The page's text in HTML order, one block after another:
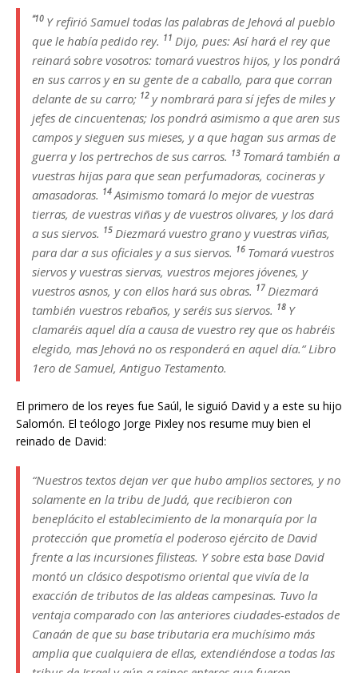
“10 Y refirió Samuel todas las palabras de Jehová al pueblo
que le había pedido rey. 11 Dijo, pues: Así hará el rey que
reinará sobre vosotros: tomará vuestros hijos, y los pondrá
en sus carros y en su gente de a caballo, para que corran
delante de su carro; 12 y nombrará para sí jefes de miles y
jefes de cincuentenas; los pondrá asimismo a que aren sus
campos y sieguen sus mieses, y a que hagan sus armas de
guerra y los pertrechos de sus carros. 13 Tomará también a
vuestras hijas para que sean perfumadoras, cocineras y
amasadoras. 14 Asimismo tomará lo mejor de vuestras
tierras, de vuestras viñas y de vuestros olivares, y los dará
a sus siervos. 15 Diezmará vuestro grano y vuestras viñas,
para dar a sus oficiales y a sus siervos. 16 Tomará vuestros
siervos y vuestras siervas, vuestros mejores jóvenes, y
vuestros asnos, y con ellos hará sus obras. 17 Diezmará
también vuestros rebaños, y seréis sus siervos. 18 Y
clamaréis aquel día a causa de vuestro rey que os habréis
elegido, mas Jehová no os responderá en aquel día.“ Libro
1ero de Samuel, Antiguo Testamento.
El primero de los reyes fue Saúl, le siguió David y a este su hijo
Salomón. El teólogo Jorge Pixley nos resume muy bien el
reinado de David:
“Nuestros textos dejan ver que hubo amplios sectores, y no
solamente en la tribu de Judá, que recibieron con
beneplácito el establecimiento de la monarquía por la
protección que prometía el poderoso ejército de David
frente a las incursiones filisteas. Y sobre esta base David
montó un clásico despotismo oriental que vivía de la
exacción de tributos de las aldeas campesinas. Tuvo la
ventaja comparado con las anteriores ciudades-estados de
Canaán de que su base tributaria era muchísimo más
amplia que cualquiera de ellas, extendiéndose a todas las